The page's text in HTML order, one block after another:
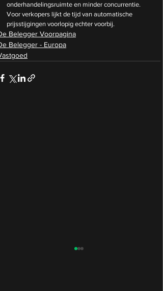
onderhandelingsruimte en minder concurrentie.
Voor verkopers lijkt de tijd van automatische
prijsstijgingen voorlopig echter voorbij.
Belegger Voorpagina
Belegger - Europa